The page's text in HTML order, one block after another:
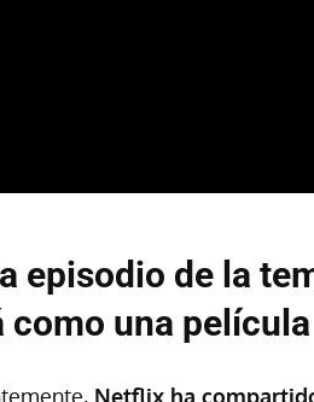
episodio de la
como una película
Netflix ha